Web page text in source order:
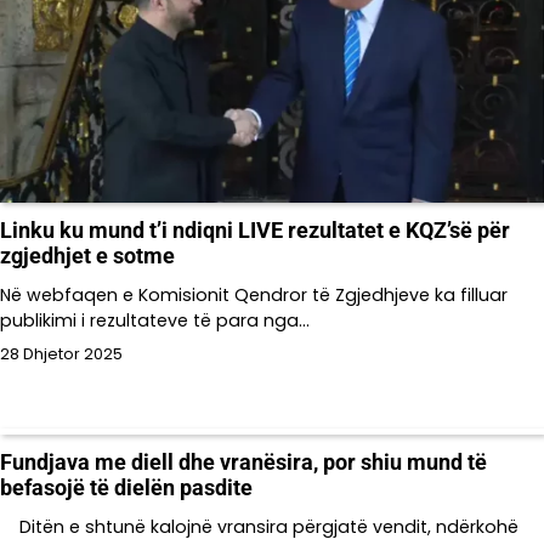
Linku ku mund t’i ndiqni LIVE rezultatet e KQZ’së për
zgjedhjet e sotme
Në webfaqen e Komisionit Qendror të Zgjedhjeve ka filluar
publikimi i rezultateve të para nga…
28 Dhjetor 2025
Fundjava me diell dhe vranësira, por shiu mund të
befasojë të dielën pasdite
Ditën e shtunë kalojnë vransira përgjatë vendit, ndërkohë